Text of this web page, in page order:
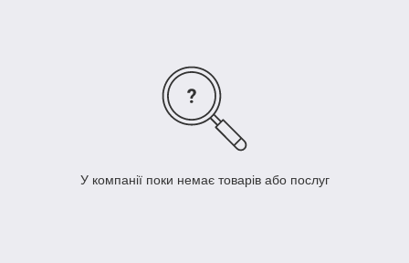
У компанії поки немає товарів або послуг